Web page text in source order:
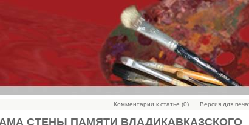
Комментарии к статье (0) Версия для
СТЕНЫ ПАМЯТИ ВЛАДИКАВКАЗСКОГО